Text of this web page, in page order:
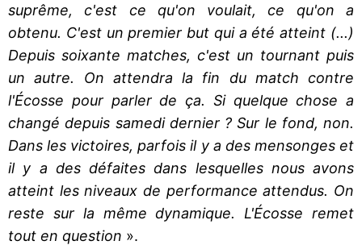
suprême, c'est ce qu'on voulait, ce qu'on a
obtenu. C'est un premier but qui a été atteint (...)
Depuis soixante matches, c'est un tournant puis
un autre. On attendra la fin du match contre
l'Écosse pour parler de ça. Si quelque chose a
changé depuis samedi dernier ? Sur le fond, non.
Dans les victoires, parfois il y a des mensonges et
il y a des défaites dans lesquelles nous avons
atteint les niveaux de performance attendus. On
reste sur la même dynamique. L'Écosse remet
tout en question ».